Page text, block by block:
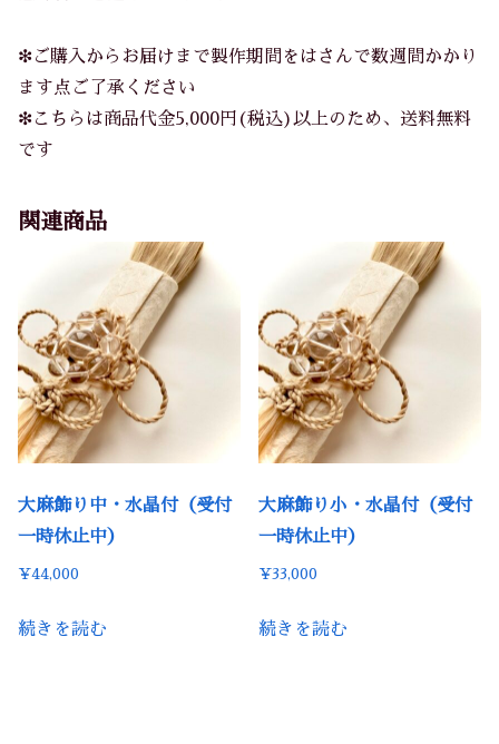
❇︎ご購入からお届けまで製作期間をはさんで数週間かかり
ます点ご了承ください
❇︎こちらは商品代金5,000円(税込)以上のため、送料無料
です
関連商品
大麻飾り中・水晶付（受付
一時休止中）
¥44,000
続きを読む
大麻飾り小・水晶付（受付
一時休止中）
¥ 33,000
続きを読む